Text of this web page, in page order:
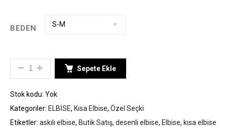
BEDEN
MIRA ELBISE ADETSepete Ekle
Stok kodu: Yok
Kategoriler: ELBİSE, Kısa Elbise, Özel Seçki
Etiketler: askılı elbise, Butik Satış, desenli elbise, Elbise, kısa elbise